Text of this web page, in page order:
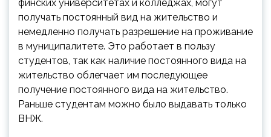
финских университетах и колледжах, могут
получать постоянный вид на жительство и
немедленно получать разрешение на проживание
в муниципалитете. Это работает в пользу
студентов, так как наличие постоянного вида на
жительство облегчает им последующее
получение постоянного вида на жительство.
Раньше студентам можно было выдавать только
ВНЖ.